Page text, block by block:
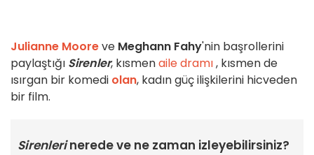
Julianne Mooreve Meghann Fahy'nin başrollerini
paylaştığı Sirenler, kısmenaile dramı, kısmen de
ısırgan bir komedi olan, kadın güç ilişkilerini hicveden
bir film.
Sirenlerinerede ve ne zaman izleyebilirsiniz?